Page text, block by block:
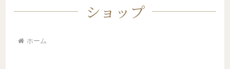
ショップ
ホーム